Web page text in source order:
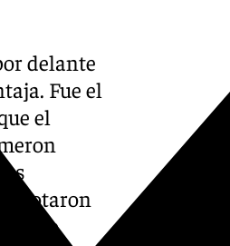
delante
Fue el
el
anotaron
fue